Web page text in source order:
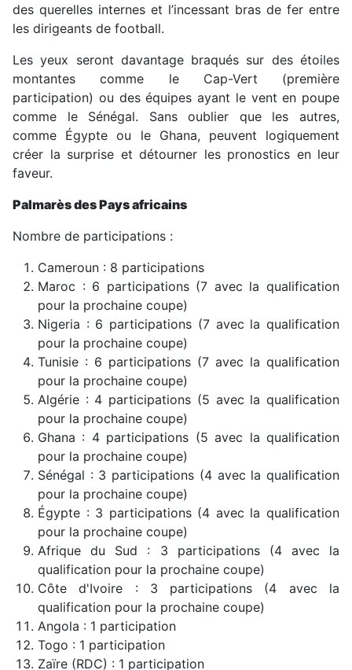
des querelles internes et l’incessant bras de fer entre
les dirigeants de football.
Les yeux seront davantage braqués sur des étoiles
montantes comme le Cap-Vert (première
participation) ou des équipes ayant le vent en poupe
comme le Sénégal. Sans oublier que les autres,
comme Égypte ou le Ghana, peuvent logiquement
créer la surprise et détourner les pronostics en leur
faveur.
Palmarès des Pays africains
Nombre de participations :
Cameroun : 8 participations
Maroc : 6 participations (7 avec la qualification
pour la prochaine coupe)
Nigeria : 6 participations (7 avec la qualification
pour la prochaine coupe)
Tunisie : 6 participations (7 avec la qualification
pour la prochaine coupe)
Algérie : 4 participations (5 avec la qualification
pour la prochaine coupe)
Ghana : 4 participations (5 avec la qualification
pour la prochaine coupe)
Sénégal : 3 participations (4 avec la qualification
pour la prochaine coupe)
Égypte : 3 participations (4 avec la qualification
pour la prochaine coupe)
Afrique du Sud : 3 participations (4 avec la
qualification pour la prochaine coupe)
Côte d'Ivoire : 3 participations (4 avec la
qualification pour la prochaine coupe)
Angola : 1 participation
Togo : 1 participation
Zaïre (RDC) : 1 participation